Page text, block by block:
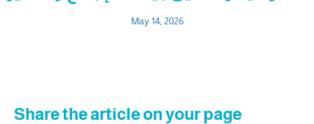
May 14, 2026
Share the article on your page